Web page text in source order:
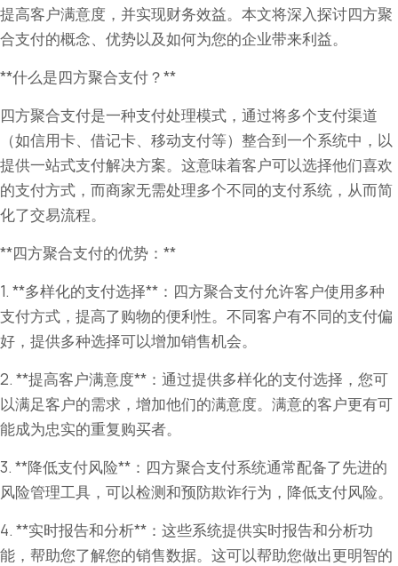
提高客户满意度，并实现财务效益。本文将深入探讨四方聚
合支付的概念、优势以及如何为您的企业带来利益。
**什么是四方聚合支付？**
四方聚合支付是一种支付处理模式，通过将多个支付渠道
（如信用卡、借记卡、移动支付等）整合到一个系统中，以
提供一站式支付解决方案。这意味着客户可以选择他们喜欢
的支付方式，而商家无需处理多个不同的支付系统，从而简
化了交易流程。
**四方聚合支付的优势：**
1. **多样化的支付选择**：四方聚合支付允许客户使用多种
支付方式，提高了购物的便利性。不同客户有不同的支付偏
好，提供多种选择可以增加销售机会。
2. **提高客户满意度**：通过提供多样化的支付选择，您可
以满足客户的需求，增加他们的满意度。满意的客户更有可
能成为忠实的重复购买者。
3. **降低支付风险**：四方聚合支付系统通常配备了先进的
风险管理工具，可以检测和预防欺诈行为，降低支付风险。
4. **实时报告和分析**：这些系统提供实时报告和分析功
能，帮助您了解您的销售数据。这可以帮助您做出更明智的